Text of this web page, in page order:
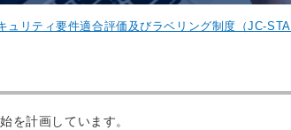
ュリティ要件適合評価及びラベリング制度（JC-
計画しています。